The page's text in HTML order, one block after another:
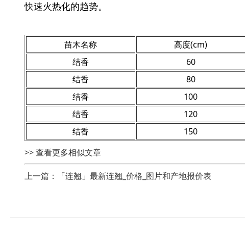
快速火热化的趋势。
苗木名称 高度(cm)
结香
60
结香
80
结香
100
结香
120
结香
150
>> 查看更多相似文章
上一篇：「连翘」最新连翘_价格_图片和产地报价表